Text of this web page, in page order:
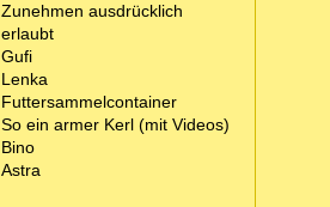
Zunehmen ausdrücklich
erlaubt
Gufi
Lenka
Futtersammelcontainer
So ein armer Kerl (mit Videos)
Bino
Astra